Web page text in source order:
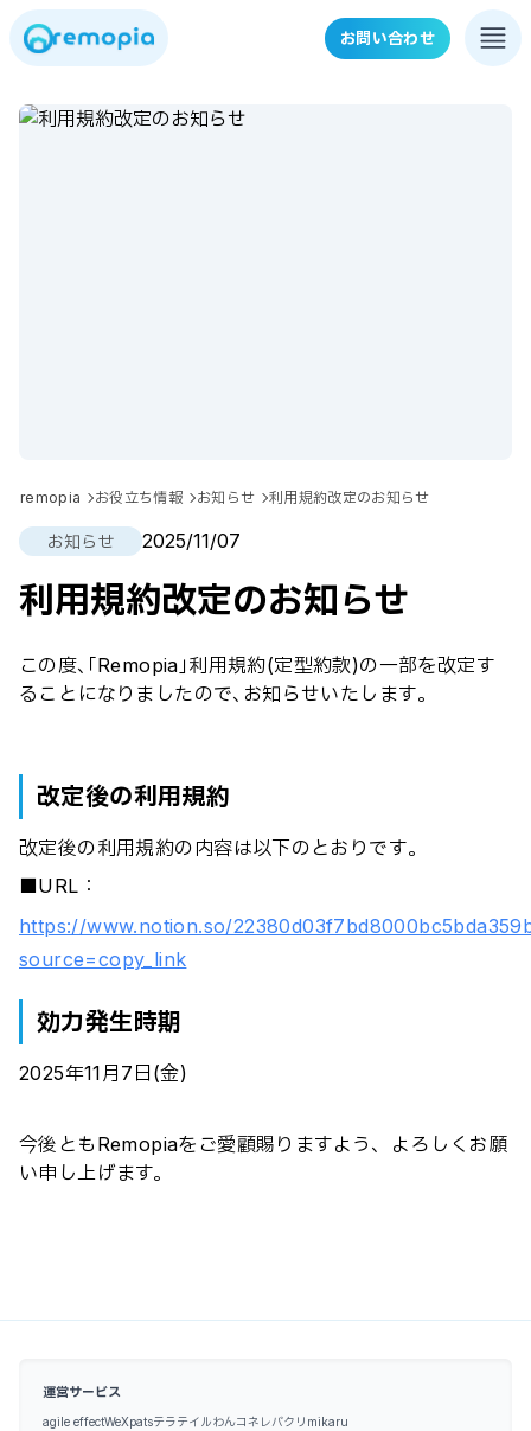
お問い合わせ
remopia お役立ち情報 お知らせ 利用規約改定のお知らせ
お知らせ 2025/11/07
利用規約改定のお知らせ
この度､｢Remopia｣利用規約(定型約款)の一部を改定す
ることになりましたので､お知らせいたします｡
改定後の利用規約
改定後の利用規約の内容は以下のとおりです｡
■URL：
https://www.notion.so/
source=copy_link
効力発生時期
2025年11月7日(金)
今後ともRemopiaをご愛顧賜りますよう、よろしくお願
い申し上げます。
運営サービス
agile effectWeXpatsテラテイルわんコネ レバクリ mikaru